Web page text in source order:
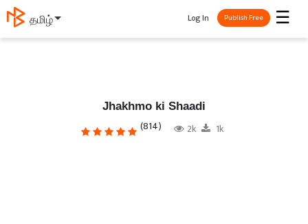
தமிழ் ☰
Log In Publish Free
Jhakhmo ki Shaadi
(814) 2k 1k